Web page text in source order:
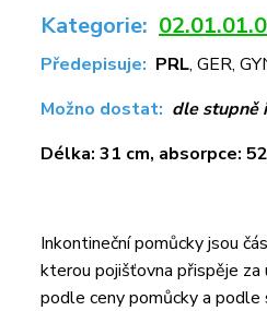
Kategorie:
Předepisuje: PRL, GER,
Možno dostat: dle stupně
Délka: 31 cm, absorpce:
Inkontineční pomůcky jsou
kterou pojišťovna přispěje
podle ceny pomůcky a podle